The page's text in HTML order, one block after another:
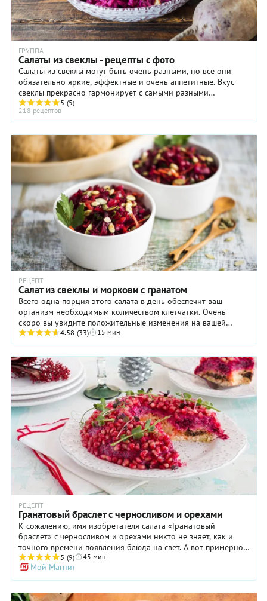
ГРУППА
Салаты из свеклы - рецепты с фото
Салаты из свеклы могут быть очень разными, но все они
обязательно яркие, эффектные и очень аппетитные. Вкус
свеклы прекрасно гармонирует с самыми разными
5 (5)
218 рецептов
РЕЦЕПТ
Салат из свеклы и моркови с гранатом
Всего одна порция этого салата в день обеспечит ваш
организм необходимым количеством клетчатки. Очень
скоро вы увидите положительные изменения на вашей
талии.
4.58 (33) 15 мин
РЕЦЕПТ
Гранатовый браслет с черносливом и орехами
К сожалению, имя изобретателя салата «Гранатовый
браслет» с черносливом и орехами никто не знает, как и
точного времени появления блюда на свет. А вот примерное
известно: советская эпоха, когда в условиях дефицита
продуктов хозяйкам приходилось максимально напрягать
свою кулинарную фантазию. Вполне вероятно, что идея
«Гранатового браслета» развилась из рецепта селедки под
5 (9) 45 мин
Мой Магнит